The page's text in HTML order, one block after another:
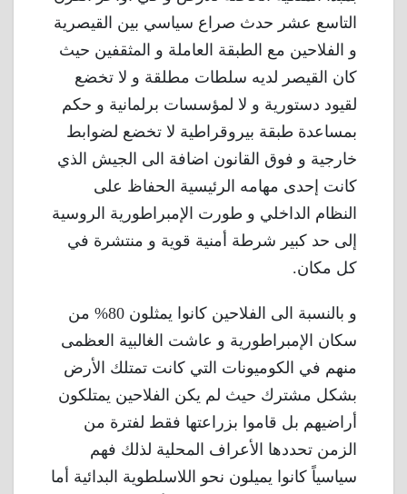
التاسع عشر حدث صراع سياسي بين القيصرية
و الفلاحين مع الطبقة العاملة و المثقفين حيث
كان القيصر لديه سلطات مطلقة و لا تخضع
لقيود دستورية و لا لمؤسسات برلمانية و حكم
بمساعدة طبقة بيروقراطية لا تخضع لضوابط
خارجية و فوق القانون اضافة الى الجيش الذي
كانت إحدى مهامه الرئيسية الحفاظ على
النظام الداخلي و طورت الإمبراطورية الروسية
إلى حد كبير شرطة أمنية قوية و منتشرة في
كل مكان.
و بالنسبة الى الفلاحين كانوا يمثلون 80% من
سكان الإمبراطورية و عاشت الغالبية العظمى
منهم في الكوميونات التي كانت تمتلك الأرض
بشكل مشترك حيث لم يكن الفلاحين يمتلكون
أراضيهم بل قاموا بزراعتها فقط لفترة من
الزمن تحددها الأعراف المحلية لذلك فهم
سياسياً كانوا يميلون نحو اللاسلطوية البدائية أما